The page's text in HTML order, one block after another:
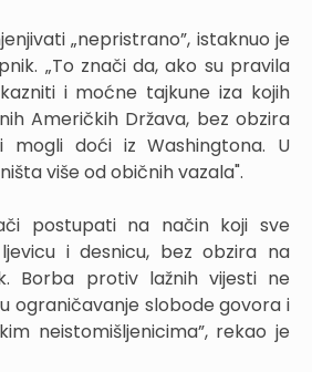
„nepristrano”, istaknuo je
„To znači da, ako su pravila
i moćne tajkune iza kojih
Američkih Država, bez obzira
doći iz Washingtona. U
više od običnih vazala".
postupati na način koji sve
i desnicu, bez obzira na
Borba protiv lažnih vijesti ne
ograničavanje slobode govora i
neistomišljenicima”, rekao je